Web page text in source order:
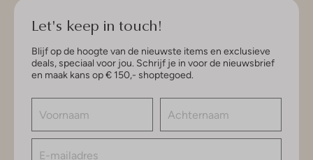
Let's keep in touch!
Blijf op de hoogte van de nieuwste items en exclusieve
deals, speciaal voor jou. Schrijf je in voor de nieuwsbrief
en maak kans op € 150,- shoptegoed.